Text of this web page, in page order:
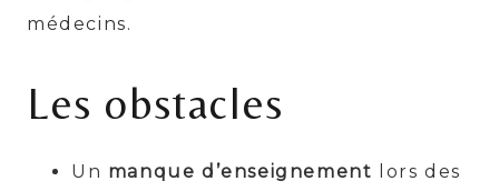
médecins.
Les obstacles
Un manque d’enseignement lors des